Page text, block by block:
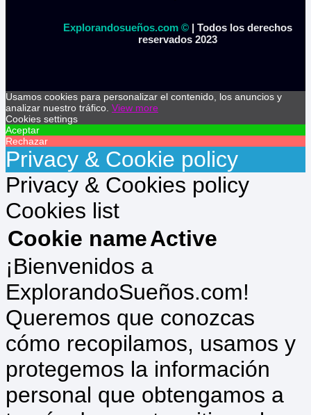
Explorandosueños.com © | Todos los derechos
reservados 2023
Usamos cookies para personalizar el contenido, los anuncios y
analizar nuestro tráfico. View more
Cookies settings
Aceptar
Rechazar
Privacy & Cookie policy
Privacy & Cookies policy
Cookies list
Cookie nameActive
¡Bienvenidos a
ExplorandoSueños.com!
Queremos que conozcas
cómo recopilamos, usamos y
protegemos la información
personal que obtengamos a